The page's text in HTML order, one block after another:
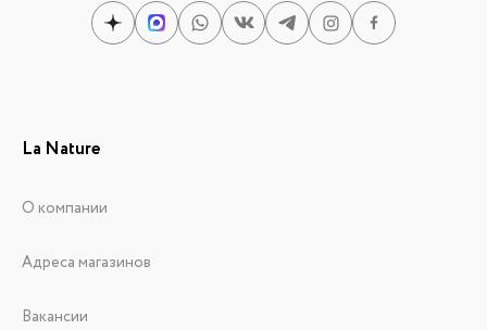
La Nature
О компании
Адреса магазинов
Вакансии